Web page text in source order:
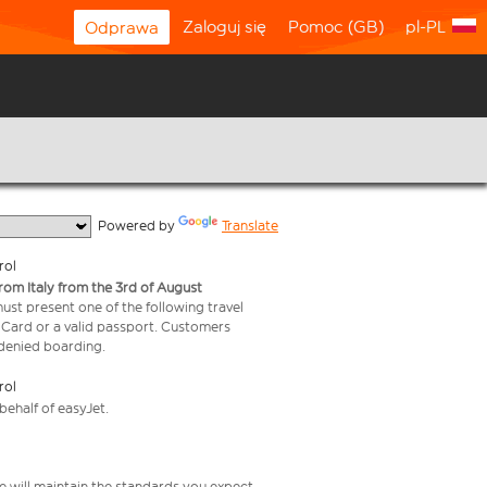
Odprawa Zaloguj się Pomoc (GB) pl-PL
Powered by Translate
Italy from the 3rd of August
present one of the following travel
or a valid passport. Customers
boarding.
of easyJet.